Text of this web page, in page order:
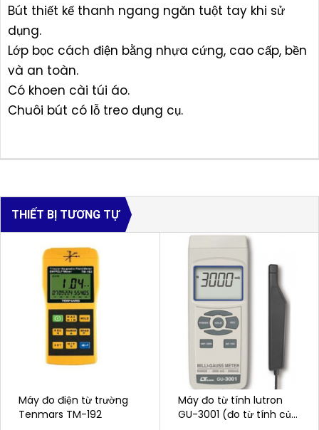
Bút thiết kế thanh ngang ngăn tuột tay khi sử
dụng.
Lớp bọc cách điện bằng nhựa cứng, cao cấp, bền
và an toàn.
Có khoen cài túi áo.
Chuôi bút có lỗ treo dụng cụ.
THIẾT BỊ TƯƠNG TỰ
Máy đo điện từ trường
Tenmars TM-192
Máy đo từ tính lutron
GU-3001 (đo từ tính của